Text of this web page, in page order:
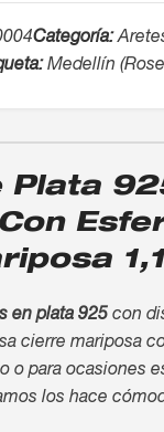
Categoría:
Medellín
Plata
en plata 925 con
cierre mariposa
o para ocasiones
los hace